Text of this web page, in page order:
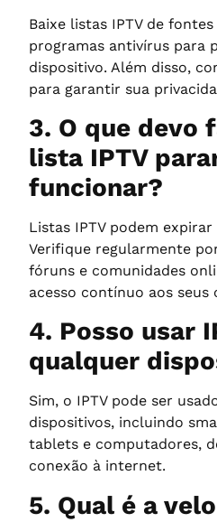
Baixe listas IPTV de
programas antivírus para
dispositivo. Além disso,
para garantir sua
3. O que devo
lista IPTV
funcionar?
Listas IPTV podem
Verifique regularmente
fóruns e comunidades
acesso contínuo aos seus
4. Posso usar
qualquer
Sim, o IPTV pode ser
dispositivos, incluindo
tablets e computadores,
conexão à internet.
5. Qual é a